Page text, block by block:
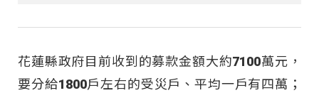
花蓮縣政府目前收到的募款金額大約7100萬元，
要分給1800戶左右的受災戶、平均一戶有四萬；